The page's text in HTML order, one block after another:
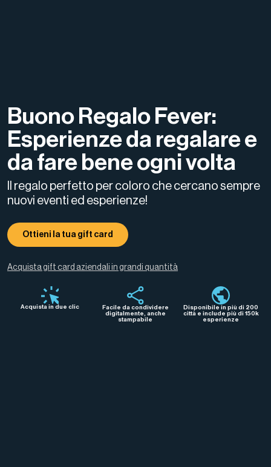
Buono Regalo Fever:
Esperienze da regalare e
da fare bene ogni volta
Il regalo perfetto per coloro che cercano sempre
nuovi eventi ed esperienze!
Ottieni la tua gift card
Acquista gift card aziendali in grandi quantità
Acquista in due clic
Facile da condividere
digitalmente, anche
stampabile
Disponibile in più di 200
città e include più di 150k
esperienze